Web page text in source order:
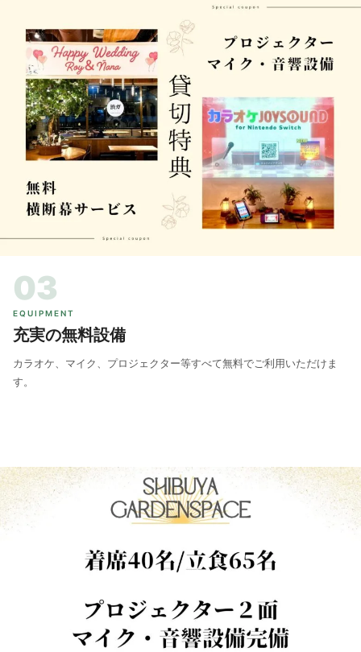
03
EQUIPMENT
充実の無料設備
カラオケ、マイク、プロジェクター等すべて無料でご利用いただけま
す。